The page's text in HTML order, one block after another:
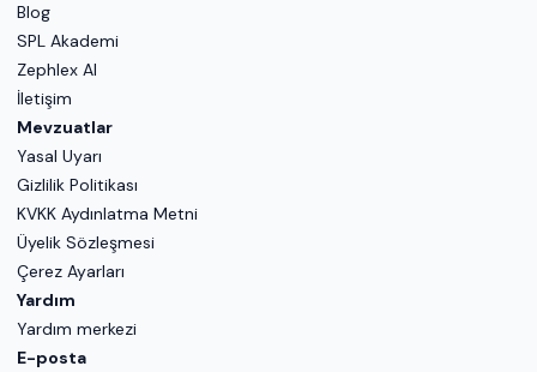
Blog
SPL Akademi
Zephlex AI
İletişim
Mevzuatlar
Yasal Uyarı
Gizlilik Politikası
KVKK Aydınlatma Metni
Üyelik Sözleşmesi
Çerez Ayarları
Yardım
Yardım merkezi
E-posta